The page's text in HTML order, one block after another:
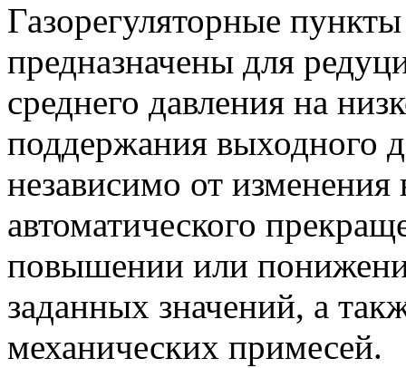
Газорегуляторные
предназначены для
среднего давления на
поддержания выходного
независимо от изменения
автоматического
повышении или
заданных значений, а
механических примесей.